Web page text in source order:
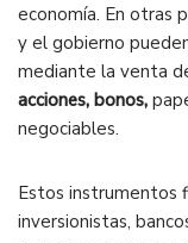
economía. En otras
y el gobierno
mediante la venta
acciones, bonos,
negociables.
Estos instrumentos
inversionistas,